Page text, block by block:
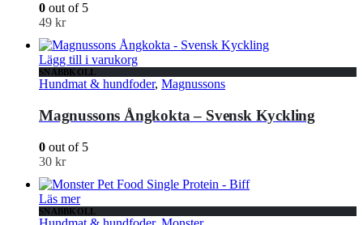
0 out of 5
49 kr
Lägg till i varukorg
SNABBKOLL
Hundmat & hundfoder, Magnussons
Magnussons Ångkokta – Svensk Kyckling
0 out of 5
30 kr
Läs mer
SNABBKOLL